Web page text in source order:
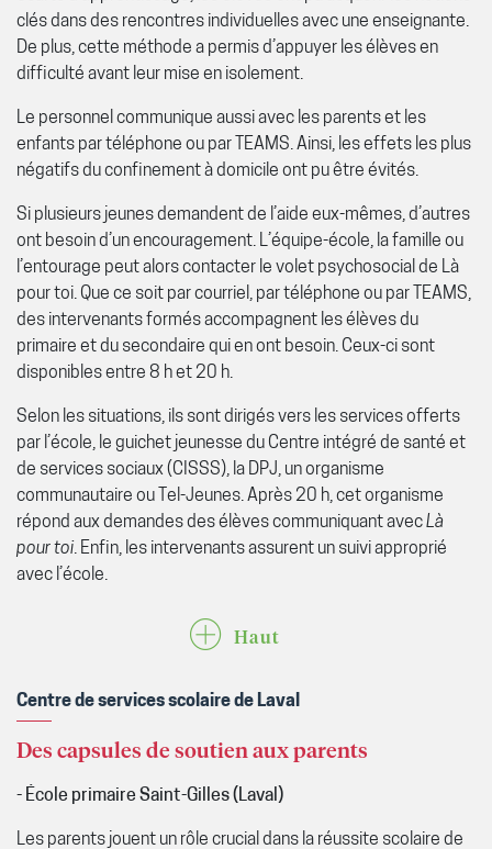
clés dans des rencontres individuelles avec une enseignante.
De plus, cette méthode a permis d’appuyer les élèves en
difficulté avant leur mise en isolement.
Le personnel communique aussi avec les parents et les
enfants par téléphone ou par TEAMS. Ainsi, les effets les plus
négatifs du confinement à domicile ont pu être évités.
Si plusieurs jeunes demandent de l’aide eux-mêmes, d’autres
ont besoin d’un encouragement. L’équipe-école, la famille ou
l’entourage peut alors contacter le volet psychosocial de Là
pour toi. Que ce soit par courriel, par téléphone ou par TEAMS,
des intervenants formés accompagnent les élèves du
primaire et du secondaire qui en ont besoin. Ceux-ci sont
disponibles entre 8 h et 20 h.
Selon les situations, ils sont dirigés vers les services offerts
par l’école, le guichet jeunesse du Centre intégré de santé et
de services sociaux (CISSS), la DPJ, un organisme
communautaire ou Tel-Jeunes. Après 20 h, cet organisme
répond aux demandes des élèves communiquant avecLà
pour toi. Enfin, les intervenants assurent un suivi approprié
avec l’école.
Haut
Centre de services scolaire de Laval
Des capsules de soutien aux parents
- École primaire Saint-Gilles (Laval)
Les parents jouent un rôle crucial dans la réussite scolaire de